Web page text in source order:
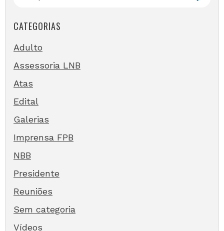
CATEGORIAS
Adulto
Assessoria LNB
Atas
Edital
Galerias
Imprensa FPB
NBB
Presidente
Reuniões
Sem categoria
Vídeos